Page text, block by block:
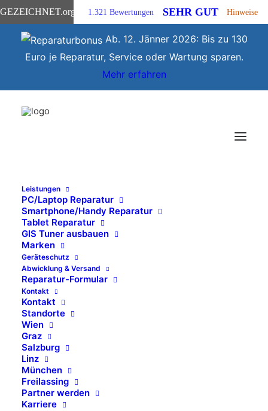
.org 1.321 Bewertungen SEHR GUT Hinweise
Ab. 12. Jänner 2026: Bis zu 130
Euro je Reparatur, Service oder Wartung sparen.
Mehr erfahren
Leistungen
PC/Laptop Reparatur
Smartphone/Handy Reparatur
Tablet Reparatur
GIS Tuner ausbauen
Marken
Geräteschutz
Abwicklung & Versand
Reparatur-Formular
Kontakt
Kontakt
Standorte
Wien
Graz
Salzburg
Linz
München
Freilassing
Partner werden
Karriere
Sony PC und
Notebook
Reparaturen
NRC – Spezialisiert auf die Reparaturen von
Sony Notebooks, Laptops und PC Rechner